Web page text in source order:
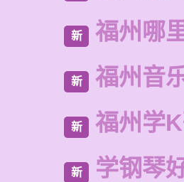
新 福州哪
新 福州音
新 福州学
新 学钢琴